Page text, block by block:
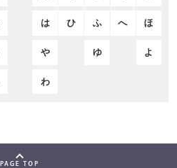
は ひ ふ へ ほ
や ゆ よ
わ
PAGE TOP